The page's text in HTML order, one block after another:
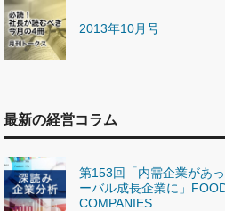
2013年10月号
最新の経営コラム
第153回「内需企業があ
ーバル成長企業に」
COMPANIES